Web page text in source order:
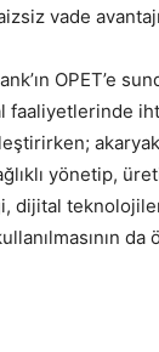
vade
OPET’e
faaliyetlerinde
yönetip,
dijital